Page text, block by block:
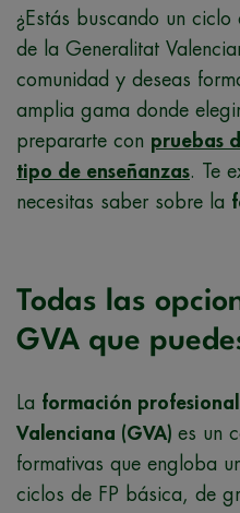
¿Estás buscando un ciclo
de la Generalitat
comunidad y deseas
amplia gama donde
prepararte con pruebas
tipo de enseñanzas. Te
necesitas saber sobre la
Todas las
GVA que
La formación
Valenciana (GVA) es un
formativas que engloba
ciclos de FP básica, de